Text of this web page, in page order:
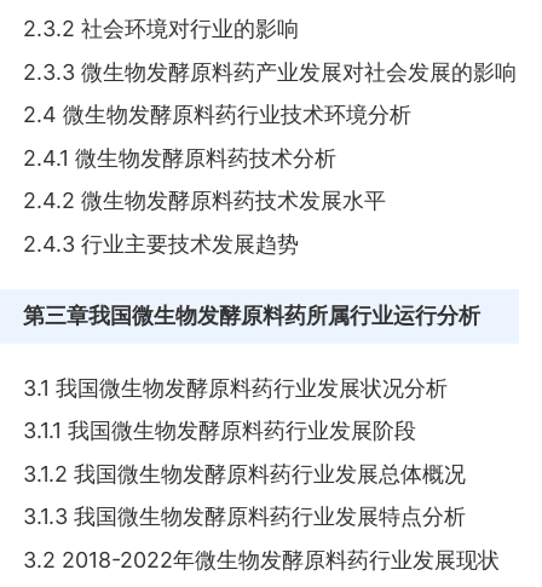
2.3.2 社会环境对行业的影响
2.3.3 微生物发酵原料药产业发展对社会发展的影响
2.4 微生物发酵原料药行业技术环境分析
2.4.1 微生物发酵原料药技术分析
2.4.2 微生物发酵原料药技术发展水平
2.4.3 行业主要技术发展趋势
第三章我国微生物发酵原料药所属行业运行分析
3.1 我国微生物发酵原料药行业发展状况分析
3.1.1 我国微生物发酵原料药行业发展阶段
3.1.2 我国微生物发酵原料药行业发展总体概况
3.1.3 我国微生物发酵原料药行业发展特点分析
3.2 2018-2022年微生物发酵原料药行业发展现状